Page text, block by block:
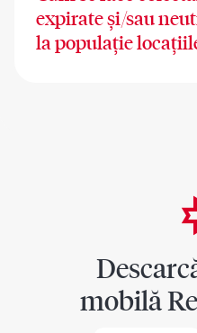
expirate și/sau
la populație
mobilă